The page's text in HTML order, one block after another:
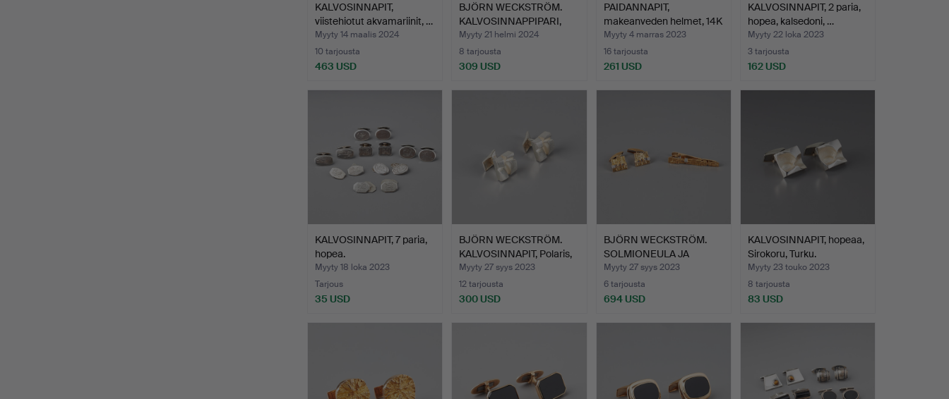
KALVOSINNAPIT,
viistehiotut akvamariinit, …
Myyty 14 maalis 2024
10 tarjousta
463 USD
BJÖRN WECKSTRÖM.
KALVOSINNAPPIPARI,
Polari…
Myyty 21 helmi 2024
8 tarjousta
309 USD
PAIDANNAPIT,
makeanveden helmet, 14K
kulta…
Myyty 4 marras 2023
16 tarjousta
261 USD
KALVOSINNAPIT, 2 paria,
hopea, kalsedoni, …
Myyty 22 loka 2023
3 tarjousta
162 USD
KALVOSINNAPIT, 7 paria,
hopea.
Myyty 18 loka 2023
Tarjous
35 USD
BJÖRN WECKSTRÖM.
KALVOSINNAPIT, Polaris,
h…
Myyty 27 syys 2023
12 tarjousta
300 USD
BJÖRN WECKSTRÖM.
SOLMIONEULA JA
KALVOSINNA…
Myyty 27 syys 2023
6 tarjousta
694 USD
KALVOSINNAPIT, hopeaa,
Sirokoru, Turku.
Myyty 23 touko 2023
8 tarjousta
83 USD